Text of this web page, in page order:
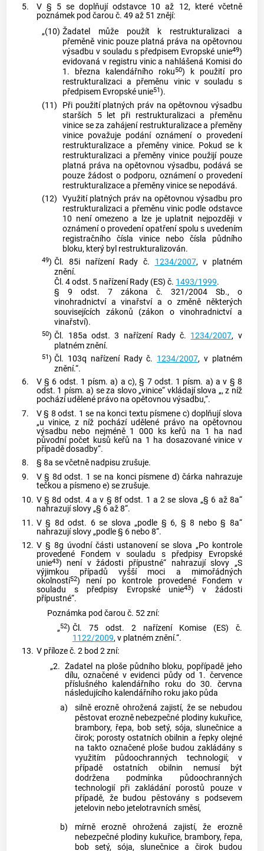
5.
V § 5 se doplňují odstavce 10 až 12, které včetně
poznámek pod čarou č. 49 až 51 znějí:
„(10) Žadatel může použít k restrukturalizaci a
přeměně vinic pouze platná práva na opětovnou
výsadbu v souladu s předpisem Evropské unie49)
evidovaná v registru vinic a nahlášená Komisi do
1. března kalendářního roku50) k použití pro
restrukturalizaci a přeměnu vinic v souladu s
předpisem Evropské unie51).
(11)
Při použití platných práv na opětovnou výsadbu
starších 5 let při restrukturalizaci a přeměnu
vinice se za zahájení restrukturalizace a přeměny
vinice považuje podání oznámení o provedení
restrukturalizace a přeměny vinice. Pokud se k
restrukturalizaci a přeměny vinice použijí pouze
platná práva na opětovnou výsadbu, podává se
pouze žádost o podporu, oznámení o provedení
restrukturalizace a přeměny vinice se nepodává.
(12) Využití platných práv na opětovnou výsadbu pro
restrukturalizaci a přeměnu vinic podle odstavce
10 není omezeno a lze je uplatnit nejpozději v
oznámení o provedení opatření spolu s uvedením
registračního čísla vinice nebo čísla půdního
bloku, který byl restrukturalizován.
49) Čl. 85i nařízení Rady č. 1234/2007, v platném
znění.
Čl. 4 odst. 5 nařízení Rady (ES) č. 1493/1999.
§ 9 odst. 7 zákona č. 321/2004 Sb., o
vinohradnictví a vinařství a o změně některých
souvisejících zákonů (zákon o vinohradnictví a
vinařství).
50) Čl. 185a odst. 3 nařízení Rady č. 1234/2007, v
platném znění.
51) Čl. 103q nařízení Rady č. 1234/2007, v platném
znění.“.
6.
V § 6 odst. 1 písm. a) a c), § 7 odst. 1 písm. a) a v § 8
odst. 1 písm. a) se za slovo „vinice“ vkládají slova „, z níž
pochází udělené právo na opětovnou výsadbu,“.
7.
V § 8 odst. 1 se na konci textu písmene c) doplňují slova
„u vinice, z níž pochází udělené právo na opětovnou
výsadbu nebo nejméně 1 000 ks keřů na 1 ha nad
původní počet kusů keřů na 1 ha dosazované vinice v
případě dosadby“.
8.
§ 8a se včetně nadpisu zrušuje.
9.
V § 8d odst. 1 se na konci písmene d) čárka nahrazuje
tečkou a písmeno e) se zrušuje.
10. V § 8d odst. 4 a v § 8f odst. 1 a 2 se slova „§ 6 až 8a“
nahrazují slovy „§ 6 až 8“.
11. V § 8d odst. 6 se slova „podle § 6, § 8 nebo § 8a“
nahrazují slovy „podle § 6 nebo 8“.
12. V § 8g úvodní části ustanovení se slova „Po kontrole
provedené Fondem v souladu s předpisy Evropské
unie43) není v žádosti přípustné“ nahrazují slovy „S
výjimkou případů vyšší moci a mimořádných
okolností52) není po kontrole provedené Fondem v
souladu s předpisy Evropské unie43) v žádosti
přípustné“.
Poznámka pod čarou č. 52 zní:
„52) Čl. 75 odst. 2 nařízení Komise (ES) č.
1122/2009, v platném znění.“.
13. V příloze č. 2 bod 2 zní:
„2. Žadatel na ploše půdního bloku, popřípadě jeho
dílu, označené v evidenci půdy od 1. července
příslušného kalendářního roku do 30. června
následujícího kalendářního roku jako půda
a)
silně erozně ohrožená zajistí, že se nebudou
pěstovat erozně nebezpečné plodiny kukuřice,
brambory, řepa, bob setý, sója, slunečnice a
čirok; porosty ostatních obilnin a řepky olejné
na takto označené ploše budou zakládány s
využitím půdoochranných technologií; v
případě ostatních obilnin nemusí být
dodržena podmínka půdoochranných
technologií při zakládání porostů pouze v
případě, že budou pěstovány s podsevem
jetelovin nebo jetelotravních směsí,
b)
mírně erozně ohrožená zajistí, že erozně
nebezpečné plodiny kukuřice, brambory, řepa,
bob setý, sója, slunečnice a čirok budou